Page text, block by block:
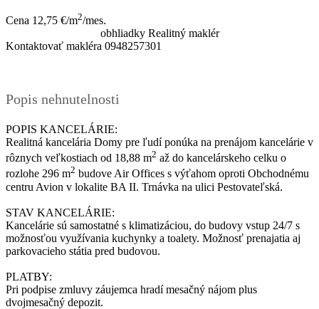
Cena 12,75 €/m2/mes.
obhliadky Realitný maklér
Kontaktovať makléra 0948257301
Popis nehnutelnosti
POPIS KANCELÁRIE:
Realitná kancelária Domy pre ľudí ponúka na prenájom kancelárie v
rôznych veľkostiach od 18,88 m2 až do kancelárskeho celku o
rozlohe 296 m2 budove Air Offices s výťahom oproti Obchodnému
centru Avion v lokalite BA II. Trnávka na ulici Pestovateľská.
STAV KANCELÁRIE:
Kancelárie sú samostatné s klimatizáciou, do budovy vstup 24/7 s
možnosťou využívania kuchynky a toalety. Možnosť prenajatia aj
parkovacieho státia pred budovou.
PLATBY:
Pri podpise zmluvy záujemca hradí mesačný nájom plus
dvojmesačný depozit.